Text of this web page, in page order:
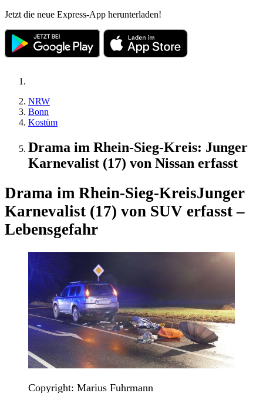
Jetzt die neue Express-App herunterladen!
NRW
Bonn
Kostüm
Drama im Rhein-Sieg-Kreis: Junger
Karnevalist (17) von Nissan erfasst
Drama im Rhein-Sieg-KreisJunger
Karnevalist (17) von SUV erfasst –
Lebensgefahr
Copyright: Marius Fuhrmann